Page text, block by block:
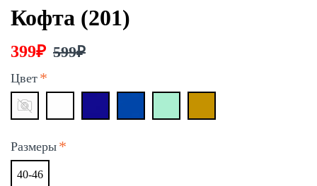
Кофта (201)
399₽ 599₽
Цвет
Размеры
40-46